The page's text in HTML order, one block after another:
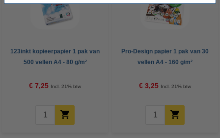
123inkt kopieerpapier 1 pak van
500 vellen A4 - 80 g/m²
€ 7,25 Incl. 21% btw
Pro-Design papier 1 pak van 30
vellen A4 - 160 g/m²
€ 3,25 Incl. 21% btw